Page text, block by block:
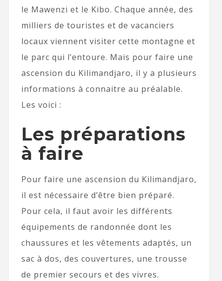
le Mawenzi et le Kibo. Chaque année, des
milliers de touristes et de vacanciers
locaux viennent visiter cette montagne et
le parc qui l’entoure. Mais pour faire une
ascension du Kilimandjaro, il y a plusieurs
informations à connaitre au préalable.
Les voici :
Les préparations
à faire
Pour faire une ascension du Kilimandjaro,
il est nécessaire d’être bien préparé.
Pour cela, il faut avoir les différents
équipements de randonnée dont les
chaussures et les vêtements adaptés, un
sac à dos, des couvertures, une trousse
de premier secours et des vivres.